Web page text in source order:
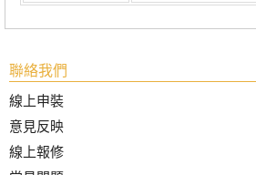
聯絡我們
線上申裝
意見反映
線上報修